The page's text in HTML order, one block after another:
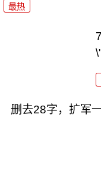
最热
删去28字，扩军